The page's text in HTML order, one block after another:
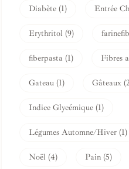
Diabète (1) Entrée
Erythritol (9)
fiberpasta (1) Fibres
Gateau (1) Gâteaux
Indice Glycémique (1)
Légumes Automne/Hiver (1)
Noël (4) Pain (5)